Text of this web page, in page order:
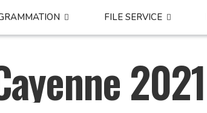
FILE SERVICE
2021